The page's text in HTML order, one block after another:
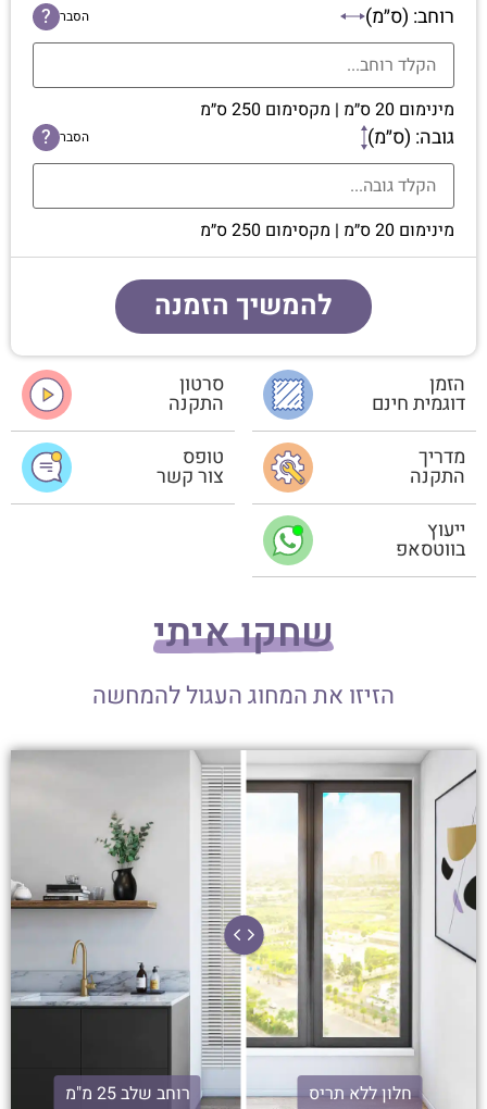
רוחב: (ס״מ) הסבר ?
מינימום 20 ס״מ | מקסימום 250 ס״מ
גובה: (ס״מ) הסבר ?
מינימום 20 ס״מ | מקסימום 250 ס״מ
להמשיך הזמנה
הזמן
דוגמית חינם
סרטון
התקנה
מדריך
התקנה
טופס
צור קשר
ייעוץ
בווטסאפ
שחקו איתי
הזיזו את המחוג העגול להמחשה
רוחב שלב 25 מ"מ חלון ללא תריס